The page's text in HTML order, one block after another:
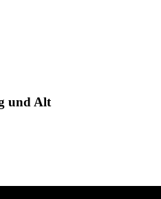
und Alt